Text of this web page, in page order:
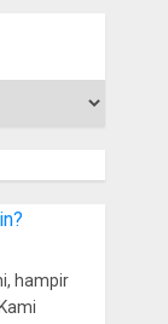
hampir